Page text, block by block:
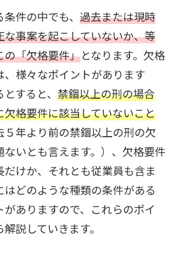
件の中でも、 過去または現時
事案を起こしていないか、等
の「欠格要件」となります。欠格
様々なポイントがあります
すると、 禁錮以上の刑の場合
欠格要件に該当していないこと
５年より前の禁錮以上の刑の欠
いとも言えます。）、欠格要件
けか、それとも従業員も含ま
どのような種類の条件がある
ありますので、これらのポイ
説していきます。